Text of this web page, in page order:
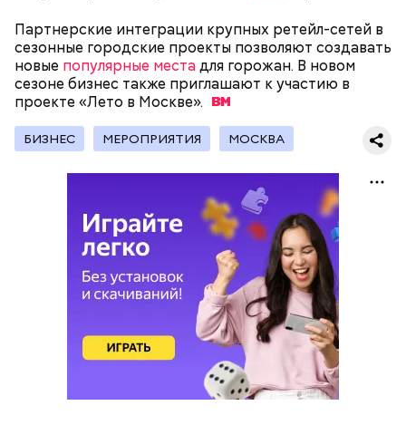
Партнерские интеграции крупных ретейл-сетей в
сезонные городские проекты позволяют создавать
новые популярные местадля горожан. В новом
сезоне бизнес также приглашают к участию в
проекте «Лето в Москве».
БИЗНЕС МЕРОПРИЯТИЯ МОСКВА
Мастерские и лаборатории колледжей, которые
уже обновили, больше напоминают реальные
производственные площадки, нежели учебные
помещения.
— Очень красивые локации и столько полезных
знаний! — поделилась ученица 10 «В» класса Елена